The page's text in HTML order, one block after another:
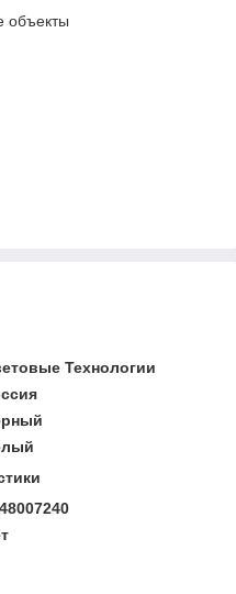
объекты
Технологии